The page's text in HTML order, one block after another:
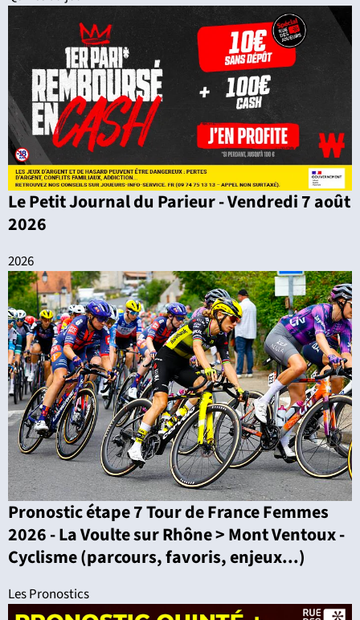
Le Petit Journal du Parieur - Vendredi 7 août
2026
2026
Pronostic étape 7 Tour de France Femmes
2026 - La Voulte sur Rhône > Mont Ventoux -
Cyclisme (parcours, favoris, enjeux...)
Les Pronostics